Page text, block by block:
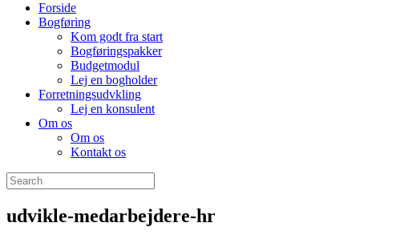
Forside
Bogføring
Kom godt fra start
Bogføringspakker
Budgetmodul
Lej en bogholder
Forretningsudvkling
Lej en konsulent
Om os
Om os
Kontakt os
udvikle-medarbejdere-hr